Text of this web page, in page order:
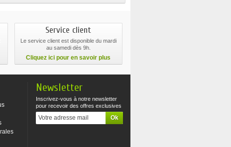
Service client
Le service client est disponible du mardi
au samedi dès 9h.
Cliquez ici pour en savoir plus
Newsletter
Inscrivez-vous à notre newsletter
pour recevoir des offres exclusives